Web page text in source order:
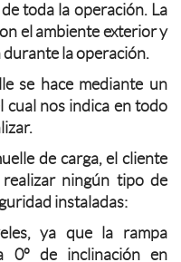
toda la operación. La
el ambiente exterior y
la operación.
se hace mediante un
cual nos indica en todo
de carga, el cliente
ningún tipo de
instaladas:
ya que la rampa
0º de inclinación en